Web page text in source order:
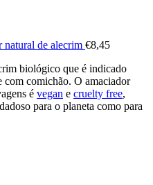
de alecrim €8,45
biológico que é indicado
com comichão. O amaciador
é vegan e cruelty free,
para o planeta como para